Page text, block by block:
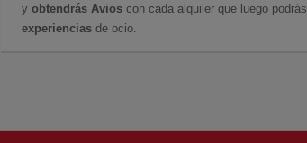
y obtendrás Avios con cada alquiler que luego podrás
experiencias de ocio.